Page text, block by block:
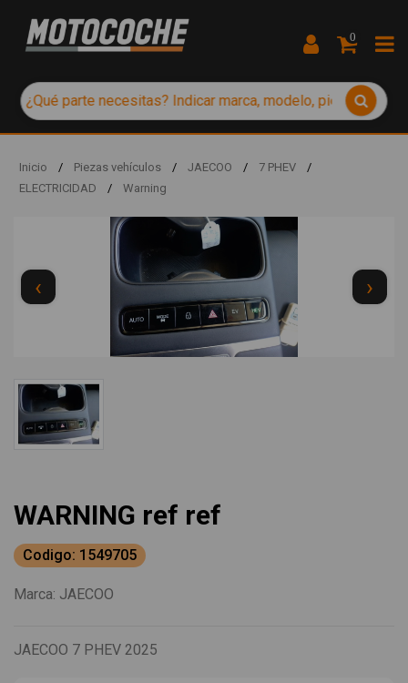
0
Inicio / Piezas vehículos / JAECOO / 7 PHEV
/
ELECTRICIDAD
/ Warning
‹ ›
WARNING ref ref
Codigo: 1549705
Marca: JAECOO
JAECOO 7 PHEV 2025